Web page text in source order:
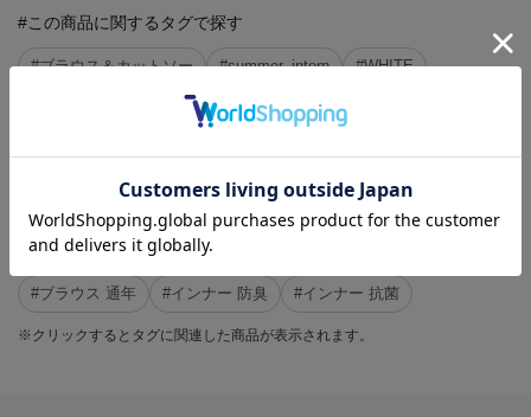
#この商品に関するタグで探す
#ブラウス＆カットソー #summer_intern #WHITE
#Lリクルートブラウス #all_season_item
#長袖 インナー #通年 インナー #インナー 綿
#インナー 無地 #インナー ストレッチ
#ギフトにおすすめ インナー
#ブラウス 通年 #インナー 防臭 #インナー 抗菌
※クリックするとタグに関連した商品が表示されます。